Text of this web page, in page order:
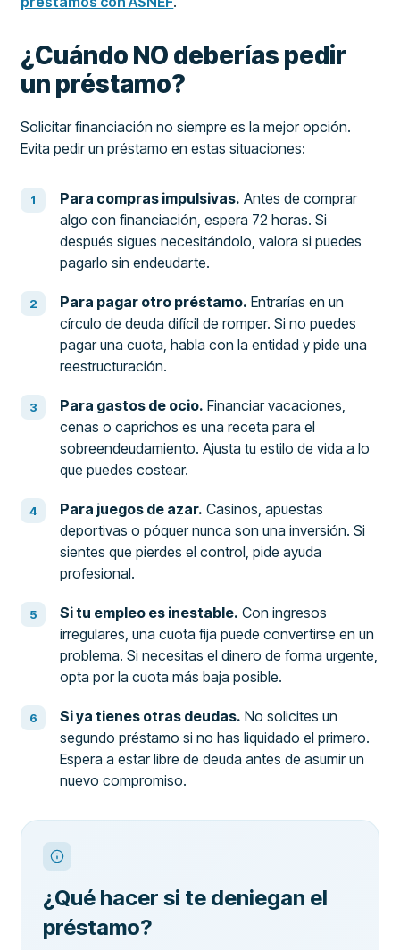
¿Cuándo NO deberías pedir
un préstamo?
Solicitar financiación no siempre es la mejor opción.
Evita pedir un préstamo en estas situaciones:
Para compras impulsivas. Antes de comprar
algo con financiación, espera 72 horas. Si
después sigues necesitándolo, valora si puedes
pagarlo sin endeudarte.
Para pagar otro préstamo. Entrarías en un
círculo de deuda difícil de romper. Si no puedes
pagar una cuota, habla con la entidad y pide una
reestructuración.
Para gastos de ocio. Financiar vacaciones,
cenas o caprichos es una receta para el
sobreendeudamiento. Ajusta tu estilo de vida a lo
que puedes costear.
Para juegos de azar. Casinos, apuestas
deportivas o póquer nunca son una inversión. Si
sientes que pierdes el control, pide ayuda
profesional.
Si tu empleo es inestable. Con ingresos
irregulares, una cuota fija puede convertirse en un
problema. Si necesitas el dinero de forma urgente,
opta por la cuota más baja posible.
Si ya tienes otras deudas. No solicites un
segundo préstamo si no has liquidado el primero.
Espera a estar libre de deuda antes de asumir un
nuevo compromiso.
¿Qué hacer si te deniegan el
préstamo?